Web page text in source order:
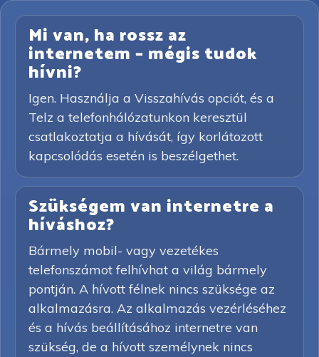
Mi van, ha rossz az
internetem – mégis tudok
hívni?
Igen. Használja a Visszahívás opciót, és a
Telz a telefonhálózatunkon keresztül
csatlakoztatja a hívását, így korlátozott
kapcsolódás esetén is beszélgethet.
Szükségem van internetre a
híváshoz?
Bármely mobil- vagy vezetékes
telefonszámot felhívhat a világ bármely
pontján. A hívott félnek nincs szüksége az
alkalmazásra. Az alkalmazás vezérléséhez
és a hívás beállításához internetre van
szükség, de a hívott személynek nincs